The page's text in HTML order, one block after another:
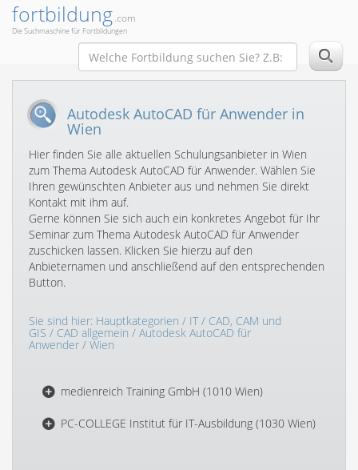
fortbildung.com
Die Suchmaschine für Fortbildungen
Autodesk AutoCAD für Anwender in
Wien
Hier finden Sie alle aktuellen Schulungsanbieter in Wien
zum Thema Autodesk AutoCAD für Anwender. Wählen Sie
Ihren gewünschten Anbieter aus und nehmen Sie direkt
Kontakt mit ihm auf.
Gerne können Sie sich auch ein konkretes Angebot für Ihr
Seminar zum Thema Autodesk AutoCAD für Anwender
zuschicken lassen. Klicken Sie hierzu auf den
Anbieternamen und anschließend auf den entsprechenden
Button.
Sie sind hier: Hauptkategorien / IT/ CAD, CAM und
GIS / CAD allgemein / Autodesk AutoCAD für
Anwender / Wien
medienreich Training GmbH (1010 Wien)
PC-COLLEGE Institut für IT-Ausbildung (1030 Wien)